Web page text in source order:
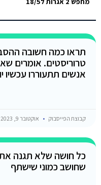
תראו כמה חשובה
טרוריסטים. אומרים
אנשים תתעוררו עכשיו
קבוצת הפייסבוק אוקטובר 9, 2023
כל חושה שלא תגנה
שחושב כמוני שישתף